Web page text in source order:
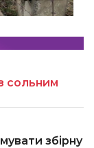
сольним
збірну